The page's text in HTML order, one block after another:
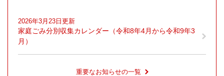
2026年3月23日更新
家庭ごみ分別収集カレンダー（令和8年4月から令和9年3
月）
重要なお知らせの一覧